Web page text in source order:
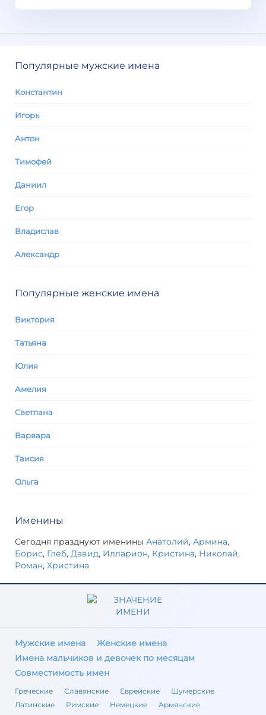
Популярные мужские имена
Константин
Игорь
Антон
Тимофей
Даниил
Егор
Владислав
Александр
Популярные женские имена
Виктория
Татьяна
Юлия
Амелия
Светлана
Варвара
Таисия
Ольга
Именины
Сегодня празднуют именины Анатолий, Армина,
Борис, Глеб, Давид, Илларион, Кристина, Николай,
Роман, Христина
Мужские имена
Женские имена
Имена мальчиков и девочек по месяцам
Совместимость имен
Греческие Славянские Еврейские
Шумерские
Латинские
Римские Немецкие
Армянские